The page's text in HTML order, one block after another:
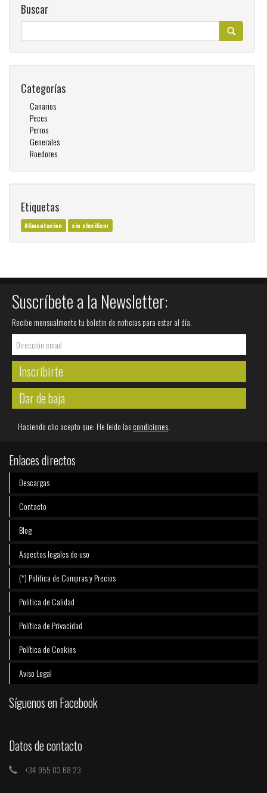
Buscar
Categorías
Canarios
Peces
Perros
Generales
Roedores
Etiquetas
Alimentacion sin clasificar
Suscríbete a la Newsletter:
Recibe mensualmente tu boletin de noticias para estar al día.
Inscribirte
Dar de baja
Haciendo clic acepto que: He leido lascondiciones.
Enlaces directos
Descargas
Contacto
Blog
Aspectos legales de uso
(*) Politica de Compras y Precios
Politica de Calidad
Política de Privacidad
Política de Cookies
Aviso Legal
Síguenos en Facebook
Datos de contacto
+34 955 83 68 23